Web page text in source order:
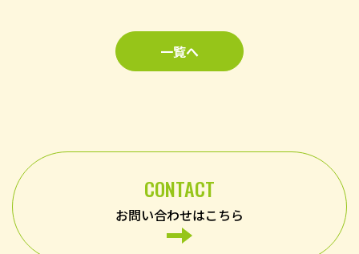
一覧へ
CONTACT
お問い合わせはこちら